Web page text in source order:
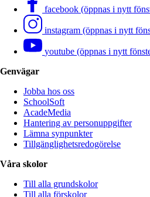
facebook (öppnas i nytt
instagram (öppnas i nytt
youtube (öppnas i nytt
Genvägar
Jobba hos oss
SchoolSoft
AcadeMedia
Hantering av personuppgifter
Lämna synpunkter
Tillgänglighetsredogörelse
Våra skolor
Till alla grundskolor
Till alla förskolor